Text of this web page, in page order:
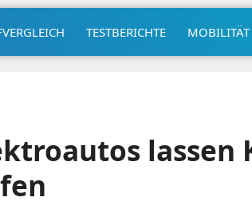
TESTBERICHTE MOBILITÄT